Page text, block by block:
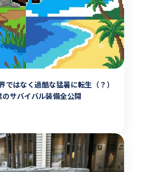
ではなく過酷な猛暑に転生（？）
サバイバル装備全公開